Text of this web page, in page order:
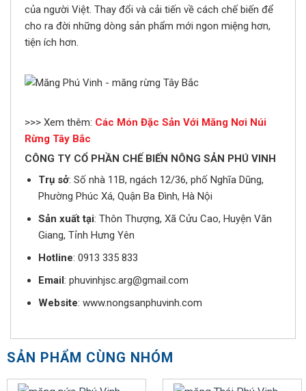
của người Việt. Thay đổi và cải tiến về cách chế biến để
cho ra đời những dòng sản phẩm mới ngon miệng hơn,
tiện ích hơn.
>>> Xem thêm: Các Món Đặc Sản Với Măng Nơi Núi
Rừng Tây Bắc
CÔNG TY CỔ PHẦN CHẾ BIẾN NÔNG SẢN PHÚ VINH
Trụ sở: Số nhà 11B, ngách 12/36, phố Nghĩa Dũng,
Phường Phúc Xá, Quận Ba Đình, Hà Nội
Sản xuất tại: Thôn Thượng, Xã Cửu Cao, Huyện Văn
Giang, Tỉnh Hưng Yên
Hotline: 0913 335 833
Email: phuvinhjsc.arg@gmail.com
Website: www.nongsanphuvinh.com
SẢN PHẨM CÙNG NHÓM